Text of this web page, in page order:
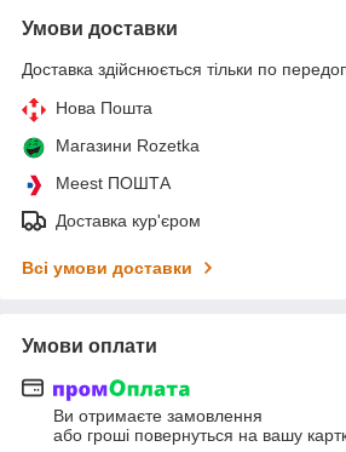
Умови доставки
Доставка здійснюється тільки по
Нова Пошта
Магазини Rozetka
Meest ПОШТА
Доставка кур'єром
Всі умови доставки
Умови оплати
Ви отримаєте замовлення
або гроші повернуться на вашу